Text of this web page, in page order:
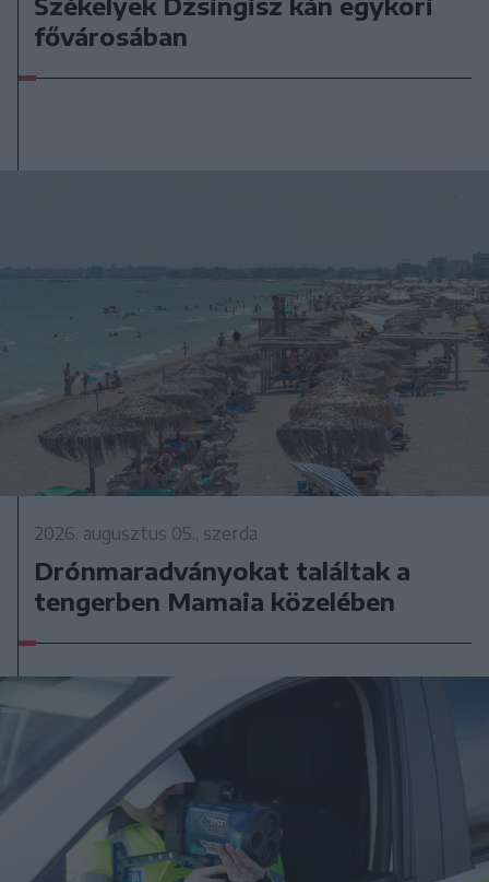
fővárosában
2026. augusztus 05., szerda
Drónmaradványokat találtak a
tengerben Mamaia közelében